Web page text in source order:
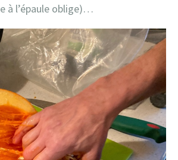
à l’épaule oblige)…